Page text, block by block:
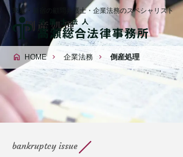
東京・新宿の顧問弁護士・企業法務のスペシャリスト
HOME 企業法務 倒産処理
倒産処理
bankruptcy issue